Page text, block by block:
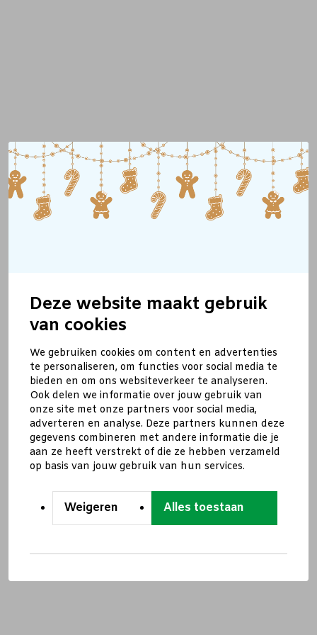
Deze website maakt gebruik
van cookies
We gebruiken cookies om content en advertenties
te personaliseren, om functies voor social media te
bieden en om ons websiteverkeer te analyseren.
Ook delen we informatie over jouw gebruik van
onze site met onze partners voor social media,
adverteren en analyse. Deze partners kunnen deze
gegevens combineren met andere informatie die je
aan ze heeft verstrekt of die ze hebben verzameld
op basis van jouw gebruik van hun services.
Weigeren Alles toestaan